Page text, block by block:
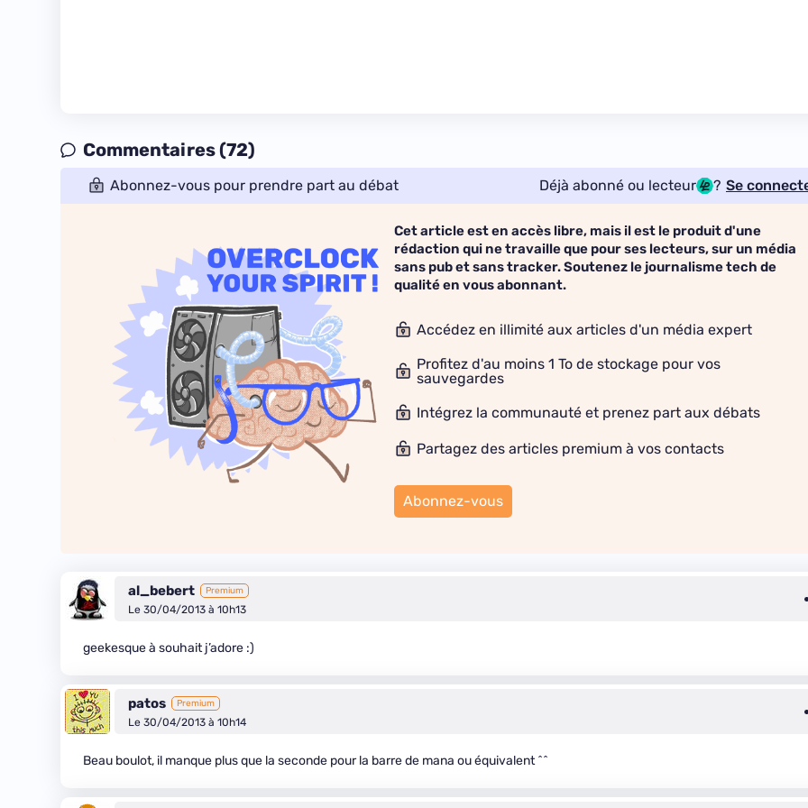
Commentaires (72)
Abonnez-vous pour prendre part au débat Déjà abonné ou lecteur ? Se
Cet article est en accès libre, mais il est le produit d'une
rédaction qui ne travaille que pour ses lecteurs, sur un média
sans pub et sans tracker. Soutenez le journalisme tech de
qualité en vous abonnant.
Accédez en illimité aux articles d'un média expert
Profitez d'au moins 1 To de stockage pour vos
sauvegardes
Intégrez la communauté et prenez part aux débats
Partagez des articles premium à vos contacts
Abonnez-vous
al_bebert Premium
Le 30/04/2013 à 10h13
geekesque à souhait j’adore :)
patos Premium
Le 30/04/2013 à 10h14
Beau boulot, il manque plus que la seconde pour la barre de mana ou équivalent ^^